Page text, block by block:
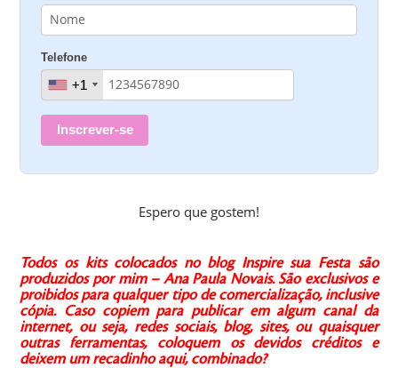
Telefone
+1
+1
Inscrever-se
Espero que gostem!
Todos os kits colocados no blog Inspire sua Festa são
produzidos por mim – Ana Paula Novais. São exclusivos e
proibidos para qualquer tipo de comercialização, inclusive
cópia. Caso copiem para publicar em algum canal da
internet, ou seja, redes sociais, blog, sites, ou quaisquer
outras ferramentas, coloquem os devidos créditos e
deixem um recadinho aqui, combinado?